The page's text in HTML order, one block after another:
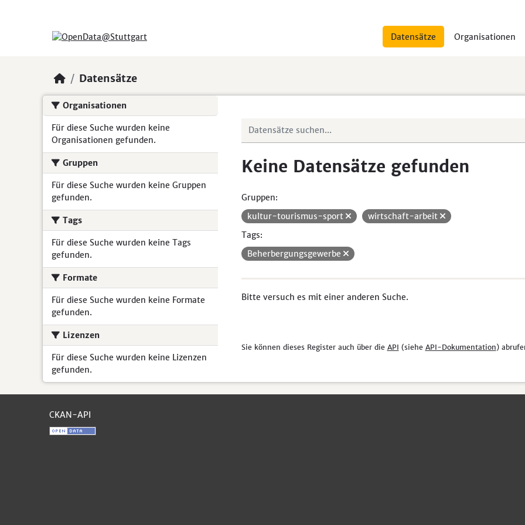
Datensätze Organisationen
Datensätze
Organisationen
Für diese Suche wurden keine
Organisationen gefunden.
Gruppen
Für diese Suche wurden keine Gruppen
gefunden.
Tags
Für diese Suche wurden keine Tags
gefunden.
Formate
Für diese Suche wurden keine Formate
gefunden.
Lizenzen
Für diese Suche wurden keine Lizenzen
gefunden.
Keine Datensätze gefunden
Gruppen:
kultur-tourismus-sport
wirtschaft-arbeit
Tags:
Beherbergungsgewerbe
Bitte versuch es mit einer anderen Suche.
Sie können dieses Register auch über die API (siehe API-Dokumentation)
CKAN-API